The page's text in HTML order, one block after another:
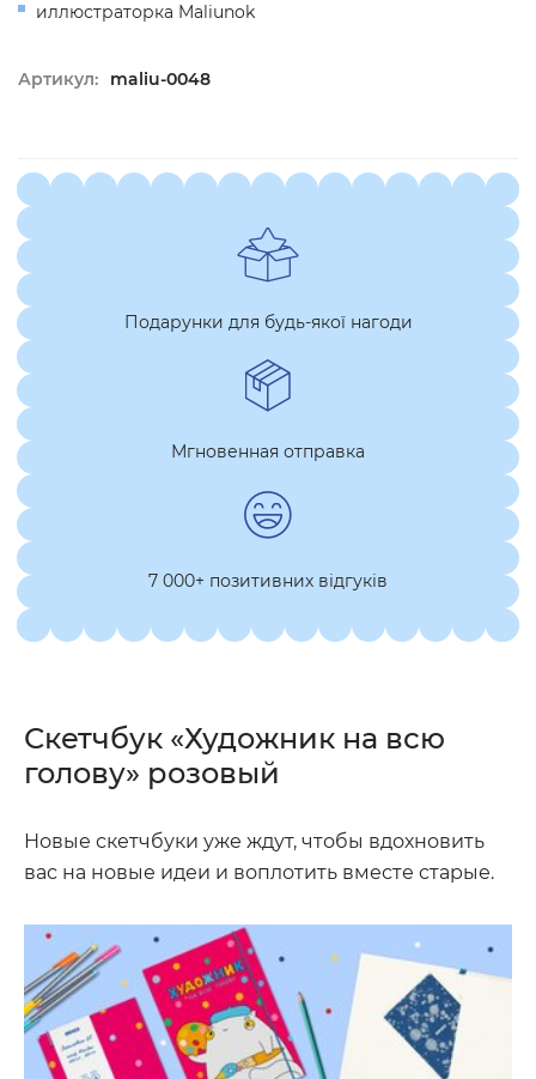
иллюстраторка Maliunok
Артикул: maliu-0048
Подарунки для будь-якої нагоди
Мгновенная отправка
7 000+ позитивних відгуків
Скетчбук «Художник на всю
голову» розовый
Новые скетчбуки уже ждут, чтобы вдохновить
вас на новые идеи и воплотить вместе старые.